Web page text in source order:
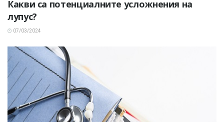
Какви са потенциалните усложнения на
лупус?
07/03/2024